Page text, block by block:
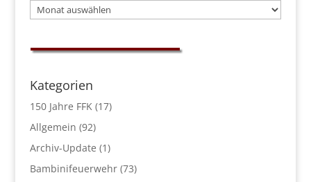
Archiv
Kategorien
150 Jahre FFK(17)
Allgemein (92)
Archiv-Update (1)
Bambinifeuerwehr(73)